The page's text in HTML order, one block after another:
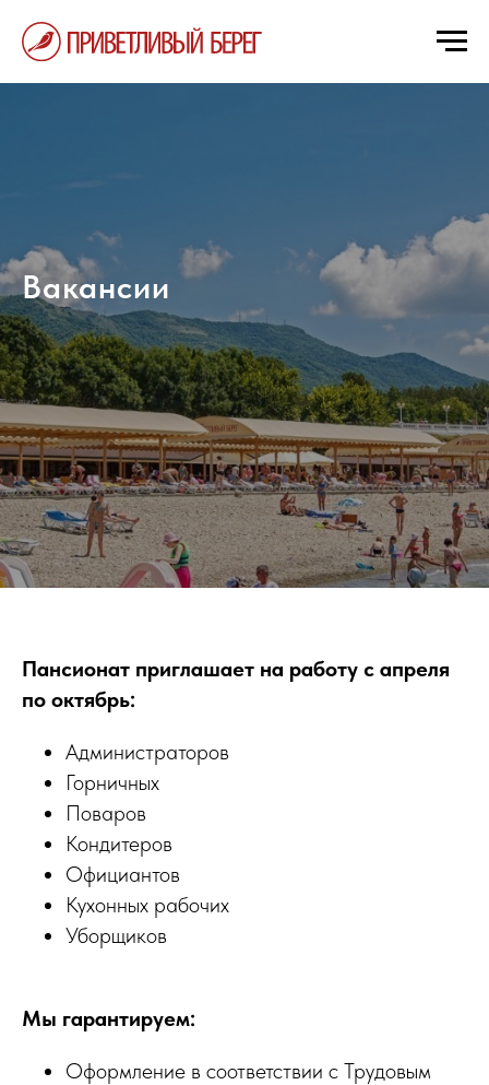
Вакансии
Пансионат приглашает на работу с апреля
по октябрь:
Администраторов
Горничных
Поваров
Кондитеров
Официантов
Кухонных рабочих
Уборщиков
Мы гарантируем:
Оформление в соответствии с Трудовым